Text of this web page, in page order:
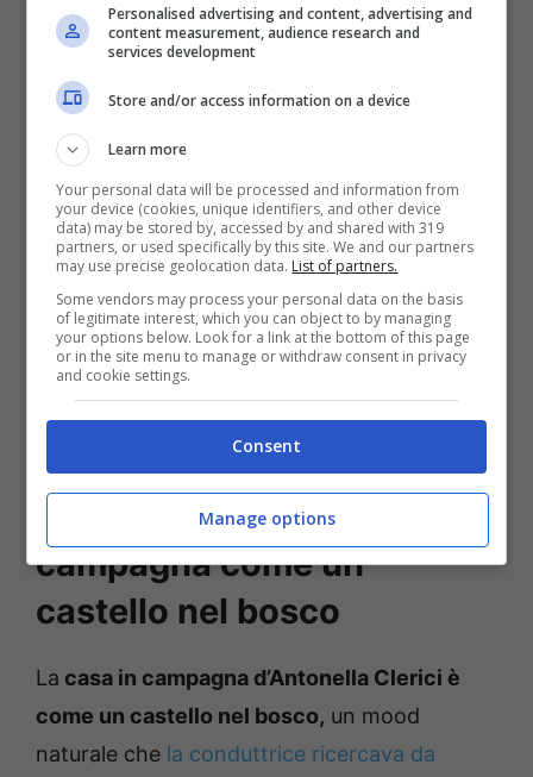
Leggi anche ->Antonella Clerici
presenta il suo papà: gli auguri
social della conduttrice
Antonella Clerici, la casa in
campagna come un
castello nel bosco
La casa in campagna d’Antonella Clerici è
come un castello nel bosco, un mood
naturale che la conduttrice ricercava da
Personalised advertising and content, advertising and
content measurement, audience research and
services development
Store and/or access information on a device
Learn more
Your personal data will be processed and information from
your device (cookies, unique identifiers, and other device
data) may be stored by, accessed by and shared with 319
partners, or used specifically by this site. We and our partners
may use precise geolocation data. List of partners.
Some vendors may process your personal data on the basis
of legitimate interest, which you can object to by managing
your options below. Look for a link at the bottom of this page
or in the site menu to manage or withdraw consent in privacy
and cookie settings.
Consent
Manage options